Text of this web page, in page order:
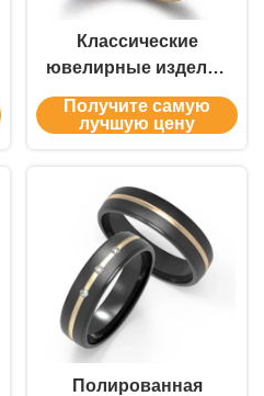
Классические
ювелирные изделия
из титана для
мужчин с
титановыми
обручальными
кольцами
Получите самую
лучшую цену
Полированная